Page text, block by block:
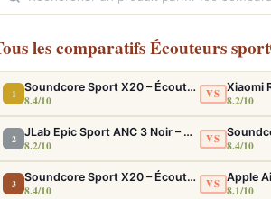
les comparatifs Écouteurs sport
1 Soundcore Sport X20 – Écouteurs Sport IP68 ANC Fit Sécurisé Ultime
8.4/10 VS 8.2/10
2 JLab Epic Sport ANC 3 Noir – Écouteurs Sport ANC IP66 Double Driver
8.2/10 VS 8.4/10
3 Soundcore Sport X20 – Écouteurs Sport IP68 ANC Fit Sécurisé Ultime
8.4/10 VS 8.1/10